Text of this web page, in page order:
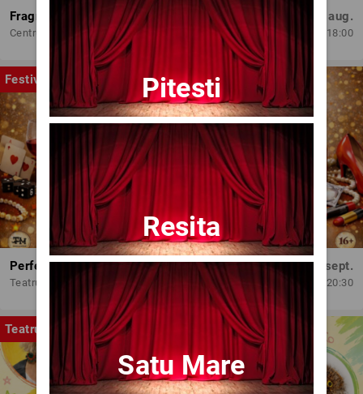
Fragmente dintr-un atelier – (regia Bogdan Mureșanu) – AG
Centrul Internațional de Artă Contemporană - Baia Turcească Iași
Dum, 30 aug.
18:00
Festival
Perfect Necăsătoriți
Teatrul Amzei
Mar, 15 sept.
20:30
Teatru
Pitesti
Resita
Satu Mare